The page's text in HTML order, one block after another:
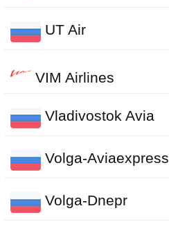
UT Air
VIM Airlines
Vladivostok Avia
Volga-Aviaexpress
Volga-Dnepr